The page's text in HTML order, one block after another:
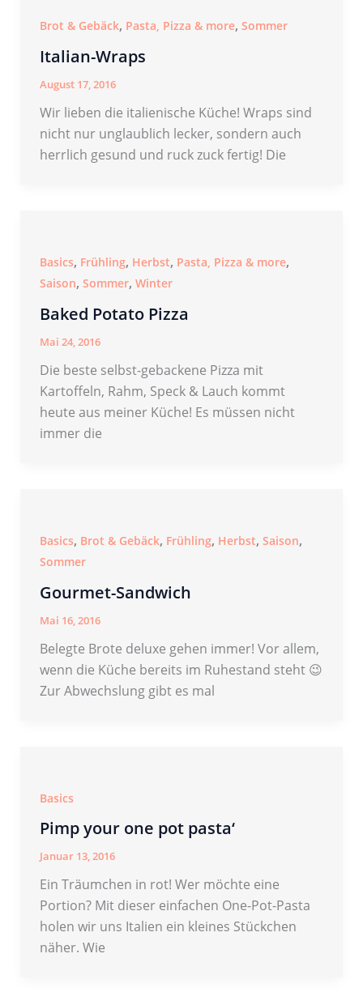
Brot & Gebäck, Pasta, Pizza & more, Sommer
Italian-Wraps
August 17, 2016
Wir lieben die italienische Küche! Wraps sind
nicht nur unglaublich lecker, sondern auch
herrlich gesund und ruck zuck fertig! Die
Basics, Frühling, Herbst, Pasta, Pizza & more,
Saison, Sommer, Winter
Baked Potato Pizza
Mai 24, 2016
Die beste selbst-gebackene Pizza mit
Kartoffeln, Rahm, Speck & Lauch kommt
heute aus meiner Küche! Es müssen nicht
immer die
Basics, Brot & Gebäck, Frühling, Herbst, Saison,
Sommer
Gourmet-Sandwich
Mai 16, 2016
Belegte Brote deluxe gehen immer! Vor allem,
wenn die Küche bereits im Ruhestand steht 😉
Zur Abwechslung gibt es mal
Basics
Pimp your one pot pasta‘
Januar 13, 2016
Ein Träumchen in rot! Wer möchte eine
Portion? Mit dieser einfachen One-Pot-Pasta
holen wir uns Italien ein kleines Stückchen
näher. Wie